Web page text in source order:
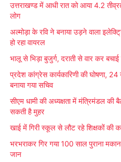
f
o
r
उत्तराखण्ड में आधी रात को आया 4.2
लोग
अल्मोड़ा के रवि ने बनाया उड़ने वाला
हो रहा वायरल
भालू से भिड़ा बुजुर्ग, दराती से वार कर
प्रदेश कांग्रेस कार्यकारिणी की घोषणा,
बनाया गया सचिव
सीएम धामी की अध्यक्षता में मंत्रिमंडल की
सकती है मुहर
खाई में गिरी स्कूल से लौट रहे शिक्षकों की
भरभराकर गिर गया 100 साल पुराना
जान